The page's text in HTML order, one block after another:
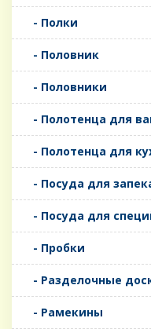
- Полки
- Половник
- Половники
- Полотенца для
- Полотенца для
- Посуда для
- Посуда для
- Пробки
- Разделочные
- Рамекины